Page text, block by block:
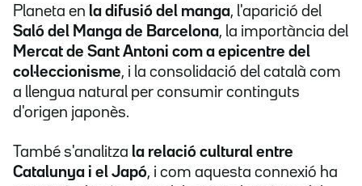
Planeta en la difusió del manga, l'aparició del
Saló del Manga de Barcelona, la importància del
Mercat de Sant Antoni com a epicentre del
col·leccionisme, i la consolidació del català com
a llengua natural per consumir continguts
d'origen japonès.
També s'analitza la relació cultural entre
Catalunya i el Japó, i com aquesta connexió ha